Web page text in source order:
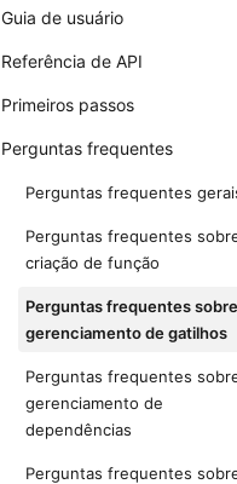
Guia de usuário
Referência de API
Primeiros passos
Perguntas frequentes
Perguntas frequentes
Perguntas frequentes
criação de função
Perguntas frequentes sobre
gerenciamento de gatilhos
Perguntas frequentes
gerenciamento de
dependências
Perguntas frequentes